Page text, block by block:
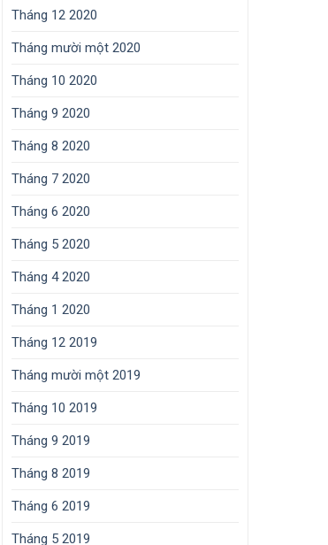
Tháng 12 2020
Tháng mười một 2020
Tháng 10 2020
Tháng 9 2020
Tháng 8 2020
Tháng 7 2020
Tháng 6 2020
Tháng 5 2020
Tháng 4 2020
Tháng 1 2020
Tháng 12 2019
Tháng mười một 2019
Tháng 10 2019
Tháng 9 2019
Tháng 8 2019
Tháng 6 2019
Tháng 5 2019